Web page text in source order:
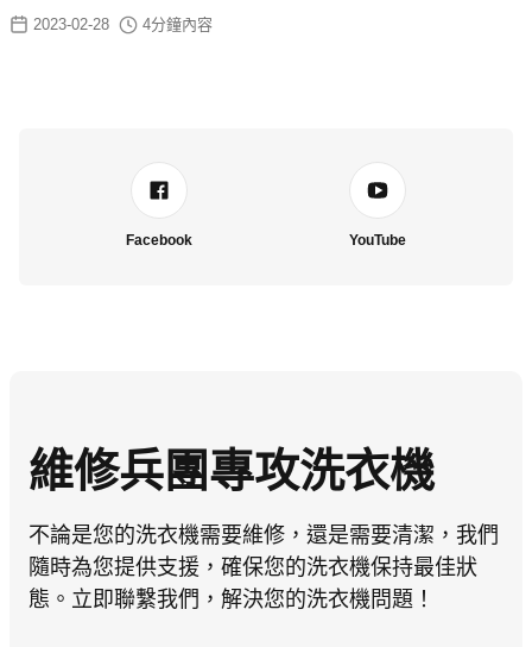
2023-02-28 4分鐘內容
Facebook YouTube
維修兵團專攻洗衣機
不論是您的洗衣機需要維修，還是需要清潔，我們
隨時為您提供支援，確保您的洗衣機保持最佳狀
態。立即聯繫我們，解決您的洗衣機問題！